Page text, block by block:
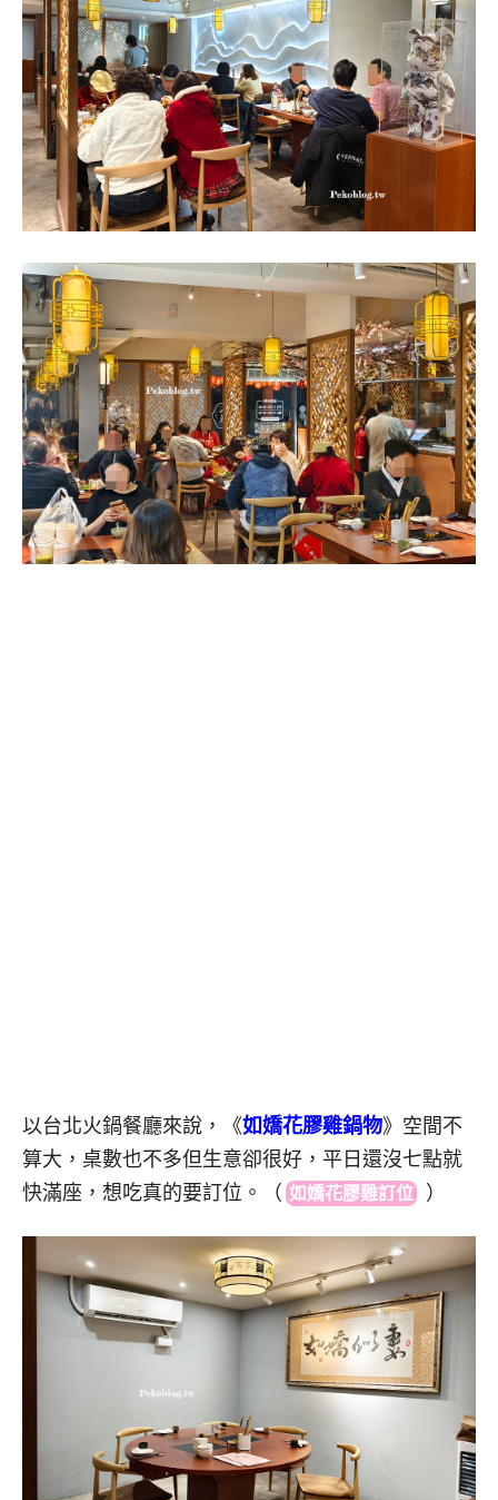
以台北火鍋餐廳來說，《如嬌花膠雞鍋物》空間不
算大，桌數也不多但生意卻很好，平日還沒七點就
快滿座，想吃真的要訂位。（ 如嬌花膠雞訂位 ）